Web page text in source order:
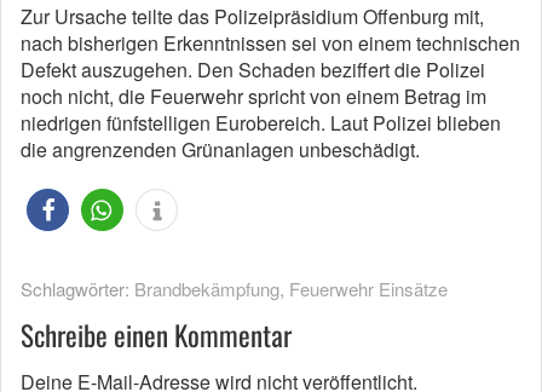
Zur Ursache teilte das Polizeipräsidium Offenburg mit,
nach bisherigen Erkenntnissen sei von einem technischen
Defekt auszugehen. Den Schaden beziffert die Polizei
noch nicht, die Feuerwehr spricht von einem Betrag im
niedrigen fünfstelligen Eurobereich. Laut Polizei blieben
die angrenzenden Grünanlagen unbeschädigt.
Schlagwörter: Brandbekämpfung, Feuerwehr Einsätze
Schreibe einen Kommentar
Deine E-Mail-Adresse wird nicht veröffentlicht.